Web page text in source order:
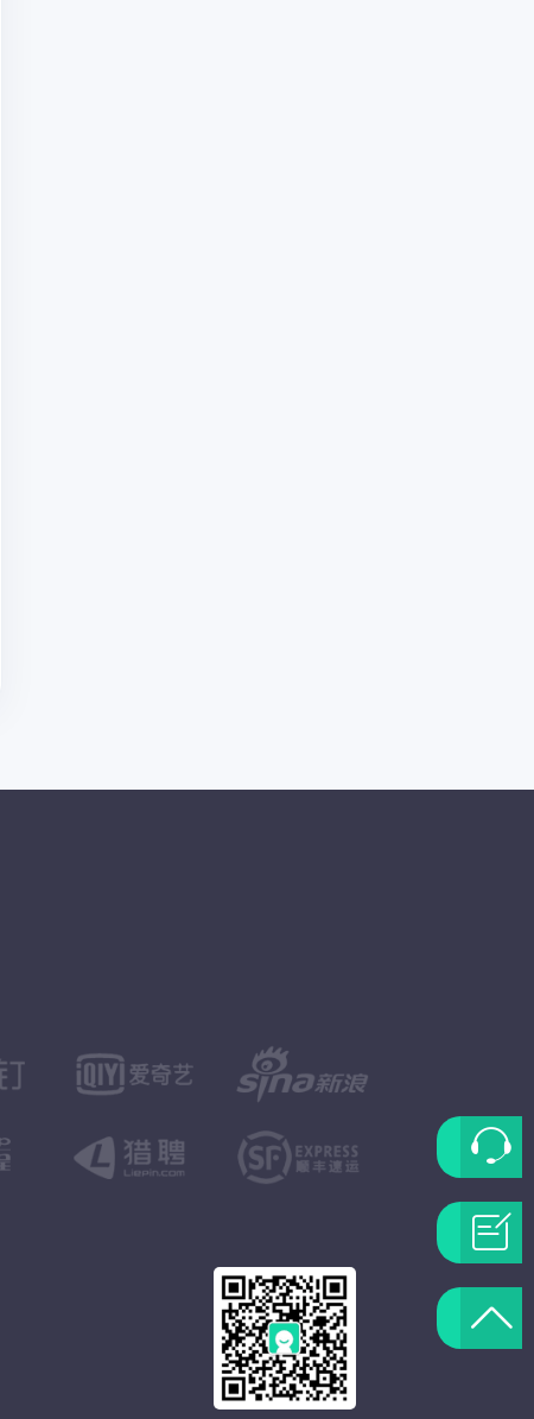
联
系
客
服
题
反
返